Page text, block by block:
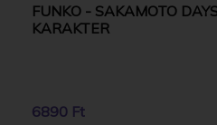
FUNKO - SAKAMOTO
KARAKTER
6890 Ft